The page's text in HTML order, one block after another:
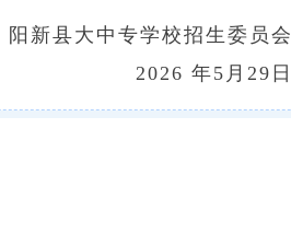
阳新县大中专学校招生委员会
2026 年5月29日